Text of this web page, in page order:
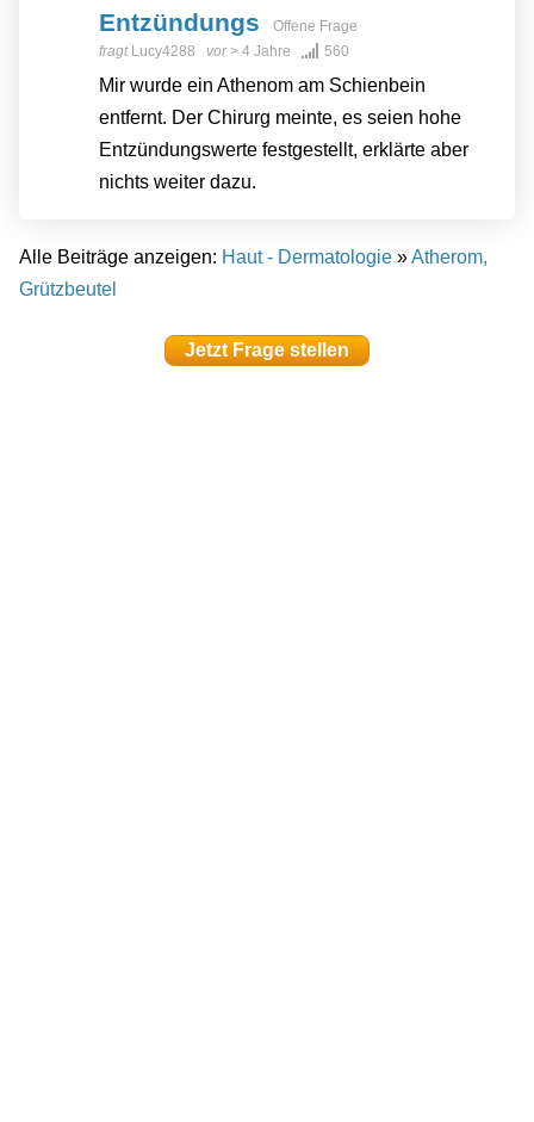
Entzündungs
Offene Frage
fragt Lucy4288 vor> 4 Jahre 560
Mir wurde ein Athenom am Schienbein
entfernt. Der Chirurg meinte, es seien hohe
Entzündungswerte festgestellt, erklärte aber
nichts weiter dazu.
Alle Beiträge anzeigen: Haut - Dermatologie »Atherom,
Grützbeutel
Jetzt Frage stellen